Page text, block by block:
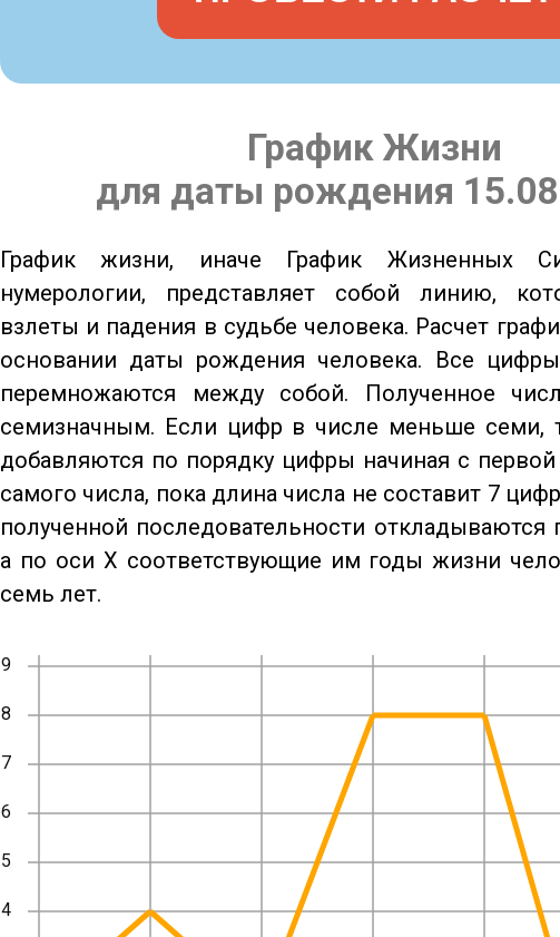
График Жизни
для даты рождения
График жизни, иначе График Жизненных
нумерологии, представляет собой линию,
взлеты и падения в судьбе человека. Расчет
основании даты рождения человека. Все
перемножаются между собой. Полученное
семизначным. Если цифр в числе меньше семи,
добавляются по порядку цифры начиная с
самого числа, пока длина числа не составит 7
полученной последовательности откладываются
а по оси X соответствующие им годы жизни
семь лет.